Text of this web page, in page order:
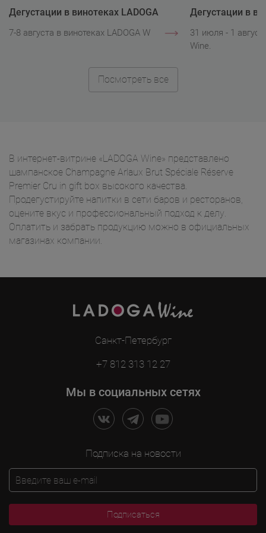
Дегустации в винотеках LADOGA
7-8 августа в винотеках LADOGA Wine.
Дегустации в
31 июля - 1
Wine.
Посмотреть все
В интернет-витрине «LADOGA Wine» представлено
шампанское Champagne Arlaux Brut Spéciale Réserve
Premier Cru in gift box высокого качества.
Продегустируйте напитки в сети баров и ресторанов,
оцените вкус и профессиональный подход к делу.
Оплатить и забрать продукцию можно в официальных
магазинах компании.
Санкт-Петербург
+7 812 313 12 27
Мы в социальных сетях
Подписка на новости
Подписаться